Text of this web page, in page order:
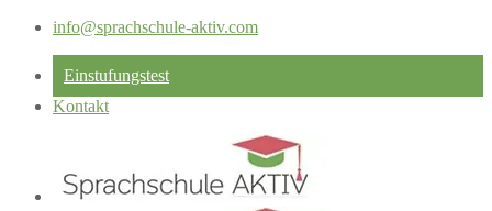
info@sprachschule-aktiv.com
Einstufungstest
Kontakt